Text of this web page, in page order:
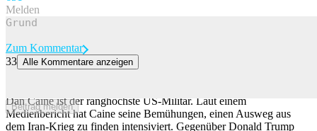
Melden
Beitrag melden
Zum Kommentar
33 Alle Kommentare anzeigen
Dan Caine ist der ranghöchste US-Militär. Laut einem
Medienbericht hat Caine seine Bemühungen, einen Ausweg aus
dem Iran-Krieg zu finden intensiviert. Gegenüber Donald Trump